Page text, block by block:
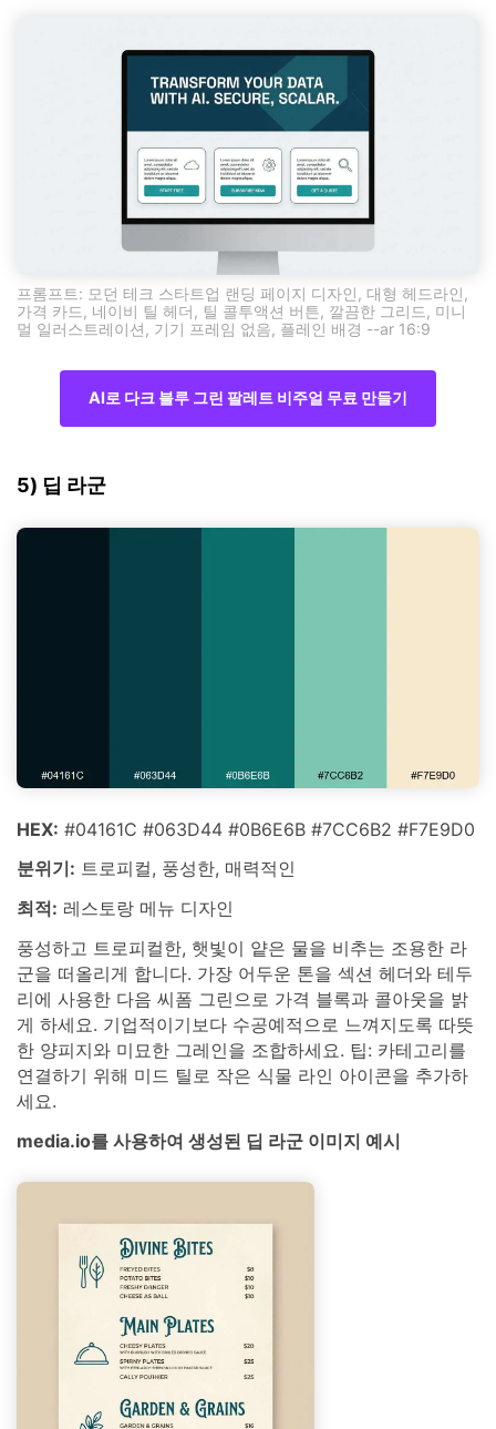
프롬프트: 모던 테크 스타트업 랜딩 페이지 디자인, 대형 헤드라인,
가격 카드, 네이비 틸 헤더, 틸 콜투액션 버튼, 깔끔한 그리드, 미니
멀 일러스트레이션, 기기 프레임 없음, 플레인 배경 --ar 16:9
AI로 다크 블루 그린 팔레트 비주얼 무료 만들기
5) 딥 라군
HEX: #04161C #063D44 #0B6E6B #7CC6B2 #F7E9D0
분위기: 트로피컬, 풍성한, 매력적인
최적: 레스토랑 메뉴 디자인
풍성하고 트로피컬한, 햇빛이 얕은 물을 비추는 조용한 라
군을 떠올리게 합니다. 가장 어두운 톤을 섹션 헤더와 테두
리에 사용한 다음 씨폼 그린으로 가격 블록과 콜아웃을 밝
게 하세요. 기업적이기보다 수공예적으로 느껴지도록 따뜻
한 양피지와 미묘한 그레인을 조합하세요. 팁: 카테고리를
연결하기 위해 미드 틸로 작은 식물 라인 아이콘을 추가하
세요.
media.io를 사용하여 생성된 딥 라군 이미지 예시